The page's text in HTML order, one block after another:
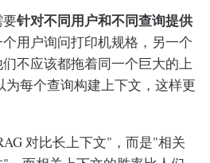
针对不同用户和不同查询提供
用户询问打印机规格，另一个
不应该都拖着同一个巨大的上
为每个查询构建上下文，这样更
对比长上下文"，而是"相关